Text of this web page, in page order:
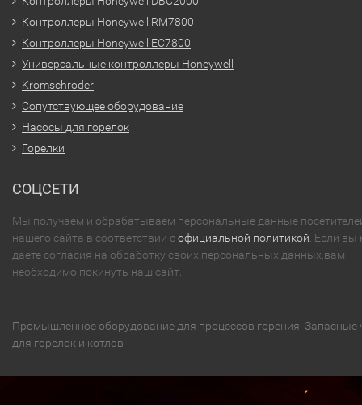
Контроллеры Honeywell RM7800
Контроллеры Honeywell EC7800
Универсальные контроллеры Honeywell
Kromschroder
Сопутствующее оборудование
Насосы для горелок
Горелки
СОЦСЕТИ
Мы получаем и обрабатываем персональные данные
нашего сайта в соответствии софициальной политикой . Если вы
даете согласия на обработку своих персональных данных,вам
необходимо покинуть наш сайт.
Промышленное оборудование для процессов горения. Запасные
для горелок и котлов